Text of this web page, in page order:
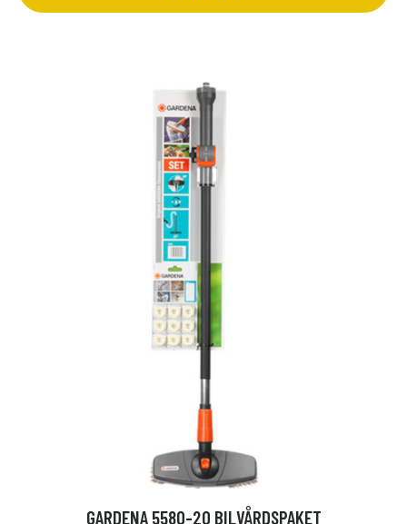
GARDENA 5580-20 BILVÅRDSPAKET